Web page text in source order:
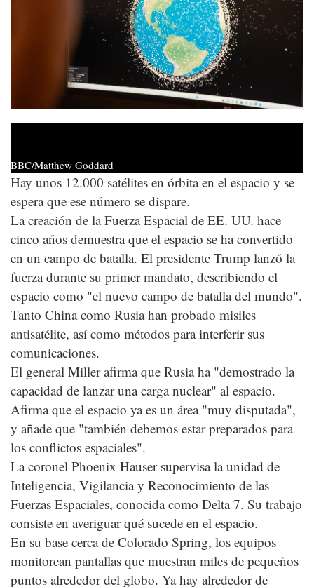
BBC/Matthew Goddard
Hay unos 12.000 satélites en órbita en el espacio y se
espera que ese número se dispare.
La creación de la Fuerza Espacial de EE. UU. hace
cinco años demuestra que el espacio se ha convertido
en un campo de batalla. El presidente Trump lanzó la
fuerza durante su primer mandato, describiendo el
espacio como "el nuevo campo de batalla del mundo".
Tanto China como Rusia han probado misiles
antisatélite, así como métodos para interferir sus
comunicaciones.
El general Miller afirma que Rusia ha "demostrado la
capacidad de lanzar una carga nuclear" al espacio.
Afirma que el espacio ya es un área "muy disputada",
y añade que "también debemos estar preparados para
los conflictos espaciales".
La coronel Phoenix Hauser supervisa la unidad de
Inteligencia, Vigilancia y Reconocimiento de las
Fuerzas Espaciales, conocida como Delta 7. Su trabajo
consiste en averiguar qué sucede en el espacio.
En su base cerca de Colorado Spring, los equipos
monitorean pantallas que muestran miles de pequeños
puntos alrededor del globo. Ya hay alrededor de